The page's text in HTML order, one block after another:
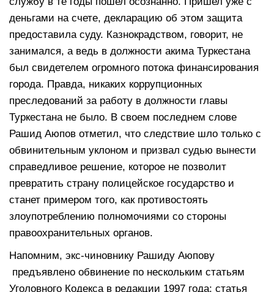
деньгами на счете, декларацию об этом защита
предоставила суду. Казнокрадством, говорит, не
занимался, а ведь в должности акима Туркестана
был свидетелем огромного потока финансирования
города. Правда, никаких коррупционных
преследований за работу в должности главы
Туркестана не было. В своем последнем слове
Рашид Аюпов отметил, что следствие шло только с
обвинительным уклоном и призвал судью вынести
справедливое решение, которое не позволит
превратить страну полицейское государство и
станет примером того, как противостоять
злоупотреблению полномочиями со стороны
правоохранительных органов.
Напомним, экс-чиновнику Рашиду Аюпову
предъявлено обвинение по нескольким статьям
Уголовного Кодекса в редакции 1997 года: статья